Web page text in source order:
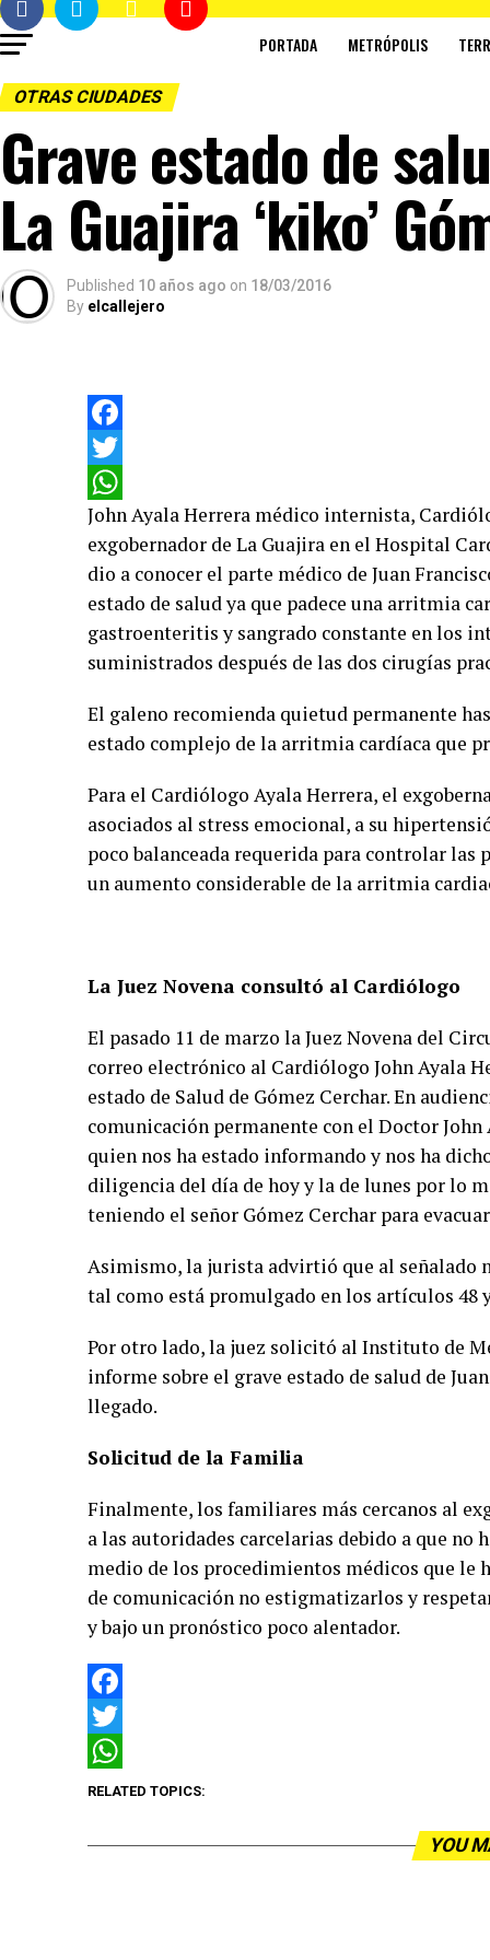
PORTADA METRÓPOLIS
OTRAS CIUDADES
Grave estado de
La Guajira ‘kiko’
Published 10 años ago on 18/03/2016
By elcallejero
Facebook
Twitter
WhatsApp
John Ayala Herrera médico internista,
exgobernador de La Guajira en el Hospital
dio a conocer el parte médico de Juan
estado de salud ya que padece una arritmia
gastroenteritis y sangrado constante en los
suministrados después de las dos cirugías
El galeno recomienda quietud permanente
estado complejo de la arritmia cardíaca que
Para el Cardiólogo Ayala Herrera, el
asociados al stress emocional, a su
poco balanceada requerida para controlar
un aumento considerable de la arritmia
La Juez Novena consultó al Cardiólogo
El pasado 11 de marzo la Juez Novena del
correo electrónico al Cardiólogo John Ayala
estado de Salud de Gómez Cerchar. En
comunicación permanente con el Doctor
quien nos ha estado informando y nos ha
diligencia del día de hoy y la de lunes por lo
teniendo el señor Gómez Cerchar para
Asimismo, la jurista advirtió que al señalado
tal como está promulgado en los artículos
Por otro lado, la juez solicitó al Instituto de
informe sobre el grave estado de salud de
llegado.
Solicitud de la Familia
Finalmente, los familiares más cercanos al
a las autoridades carcelarias debido a que no
medio de los procedimientos médicos que le
de comunicación no estigmatizarlos y
y bajo un pronóstico poco alentador.
Facebook
Twitter
WhatsApp
RELATED TOPICS:
YOU